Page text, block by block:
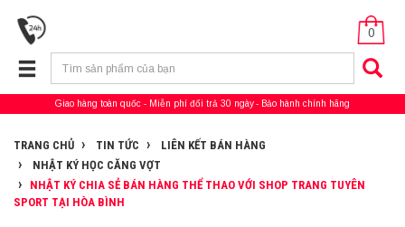
0
Giao hàng toàn quốc Miễn phí đổi trả 30 ngày Bảo hành chính hãng
TRANG CHỦ TIN TỨC
LIÊN KẾT BÁN HÀNG
NHẬT KÝ HỌC CĂNG VỢT
NHẬT KÝ CHIA SẺ BÁN HÀNG THỂ THAO VỚI SHOP TRANG TUYÊN
SPORT TẠI HÒA BÌNH